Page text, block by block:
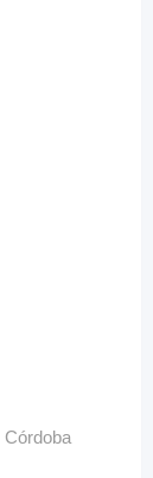
Córdoba